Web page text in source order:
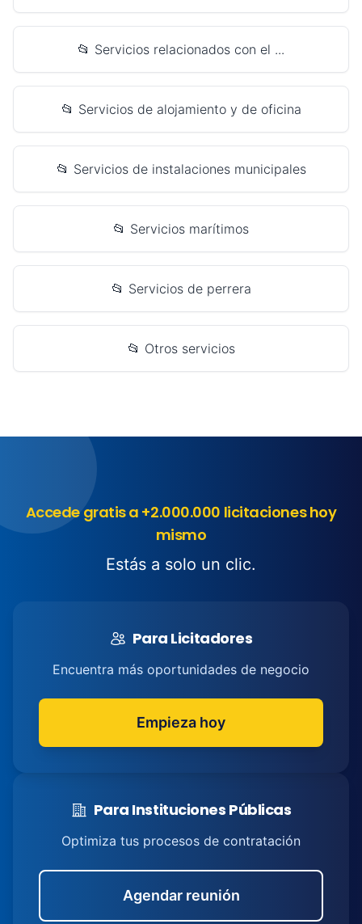
📂 Servicios relacionados con el ...
📂 Servicios de alojamiento y de oficina
📂 Servicios de instalaciones municipales
📂 Servicios marítimos
📂 Servicios de perrera
📂 Otros servicios
Accede gratis a +2.000.000 licitaciones hoy
mismo
Estás a solo un clic.
Para Licitadores
Encuentra más oportunidades de negocio
Empieza hoy
Para Instituciones Públicas
Optimiza tus procesos de contratación
Agendar reunión